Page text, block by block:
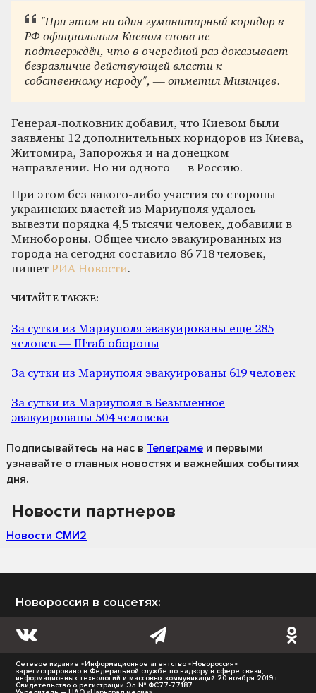
"При этом ни один гуманитарный коридор в
РФ официальным Киевом снова не
подтверждён, что в очередной раз доказывает
безразличие действующей власти к
собственному народу", — отметил Мизинцев.
Генерал-полковник добавил, что Киевом были
заявлены 12 дополнительных коридоров из Киева,
Житомира, Запорожья и на донецком
направлении. Но ни одного — в Россию.
При этом без какого-либо участия со стороны
украинских властей из Мариуполя удалось
вывезти порядка 4,5 тысячи человек, добавили в
Минобороны. Общее число эвакуированных из
города на сегодня составило 86 718 человек,
пишет РИА Новости.
ЧИТАЙТЕ ТАКЖЕ:
За сутки из Мариуполя эвакуированы еще 285
человек — Штаб обороны
За сутки из Мариуполя эвакуированы 619 человек
За сутки из Мариуполя в Безыменное
эвакуированы 504 человека
Подписывайтесь на нас в Телеграме и первыми
узнавайте о главных новостях и важнейших событиях
дня.
Новости партнеров
Новости СМИ2
Новороссия в соцсетях:
Сетевое издание «Информационное агентство «Новороссия»
зарегистрировано в Федеральной службе по надзору в сфере связи,
информационных технологий и массовых коммуникаций 20 ноября 2019 г.
Свидетельство о регистрации Эл № ФС77-77187.